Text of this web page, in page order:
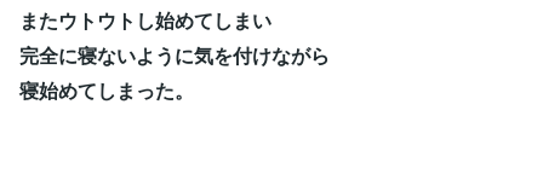
またウトウトし始めてしまい
完全に寝ないように気を付けながら
寝始めてしまった。